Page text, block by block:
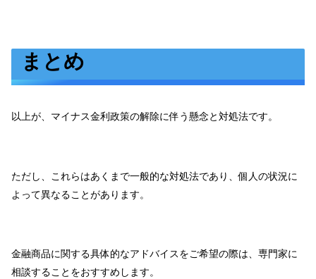
まとめ
以上が、マイナス金利政策の解除に伴う懸念と対処法です。
ただし、これらはあくまで一般的な対処法であり、個人の状況に
よって異なることがあります。
金融商品に関する具体的なアドバイスをご希望の際は、専門家に
相談することをおすすめします。